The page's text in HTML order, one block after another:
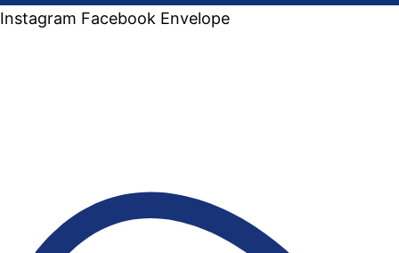
Instagram Facebook Envelope